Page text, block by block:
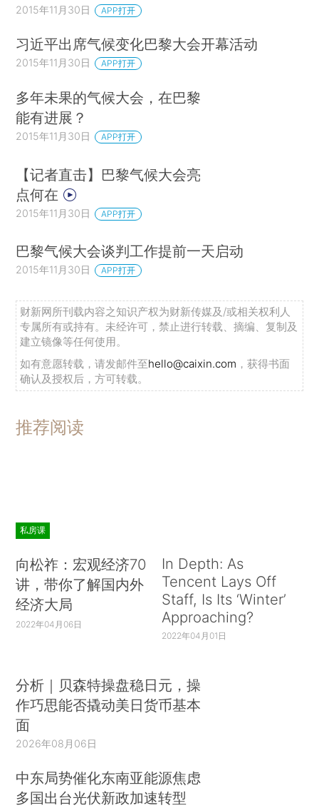
2015年11月30日 APP打开
习近平出席气候变化巴黎大会开幕活动
2015年11月30日 APP打开
多年未果的气候大会，在巴黎
能有进展？
2015年11月30日 APP打开
【记者直击】巴黎气候大会亮
点何在
2015年11月30日 APP打开
巴黎气候大会谈判工作提前一天启动
2015年11月30日 APP打开
财新网所刊载内容之知识产权为财新传媒及/或相关权利人
专属所有或持有。未经许可，禁止进行转载、摘编、复制及
建立镜像等任何使用。
如有意愿转载，请发邮件至hello@caixin.com ，获得书面
确认及授权后，方可转载。
推荐阅读
私房课
向松祚：宏观经济70
讲，带你了解国内外
经济大局
2022年04月06日
In Depth: As
Tencent Lays Off
Staff, Is Its ‘Winter’
Approaching?
2022年04月01日
分析｜贝森特操盘稳日元，操
作巧思能否撬动美日货币基本
面
2026年08月06日
中东局势催化东南亚能源焦虑
多国出台光伏新政加速转型